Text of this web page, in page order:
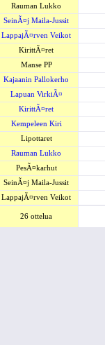
Rauman Lukko
SeinÃ¤j Maila-Jussit
LappajÃ¤rven Veikot
KirittÃ¤ret
Manse PP
Kajaanin Pallokerho
Lapuan VirkiÃ¤
KirittÃ¤ret
Kempeleen Kiri
Lipottaret
Rauman Lukko
PesÃ¤karhut
SeinÃ¤j Maila-Jussit
LappajÃ¤rven Veikot
26 ottelua